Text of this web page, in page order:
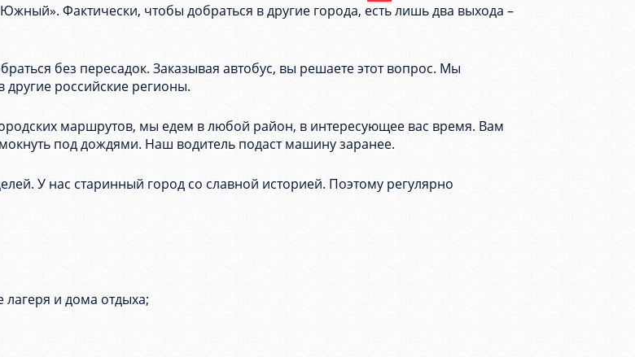
Фактически, чтобы добраться в другие города, есть лишь два выхода –
без пересадок. Заказывая автобус, вы решаете этот вопрос. Мы
российские регионы.
маршрутов, мы едем в любой район, в интересующее вас время. Вам
под дождями. Наш водитель подаст машину заранее.
У нас старинный город со славной историей. Поэтому регулярно
лагеря и дома отдыха;